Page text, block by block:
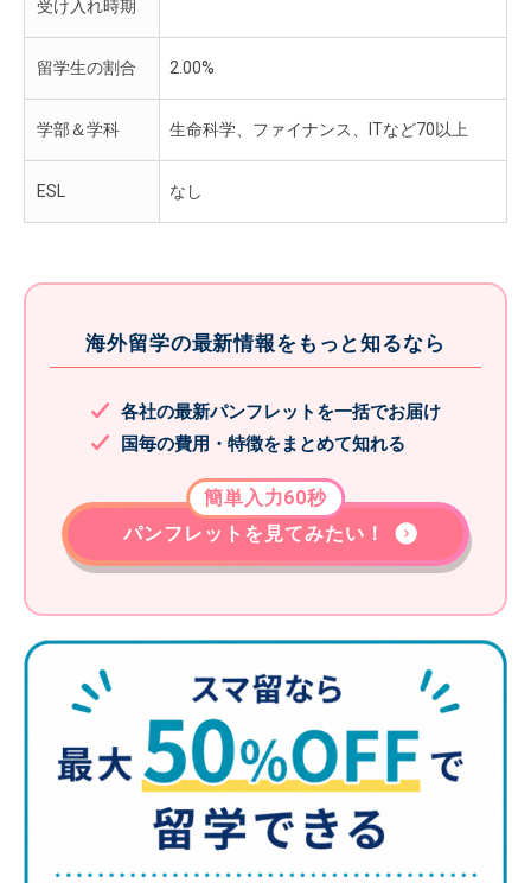
受け入れ時期
留学生の割合 2.00%
学部＆学科 生命科学、ファイナンス、ITなど70以上
ESL なし
海外留学の最新情報をもっと知るなら
各社の最新パンフレットを一括でお届け
国毎の費用・特徴をまとめて知れる
パンフレットを見てみたい！
簡単入力60秒